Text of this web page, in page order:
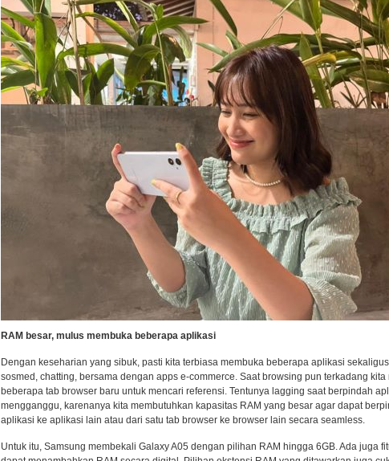
RAM besar, mulus membuka beberapa aplikasi
Dengan keseharian yang sibuk, pasti kita terbiasa membuka beberapa aplikasi
sosmed, chatting, bersama dengan apps e-commerce. Saat browsing pun terkadang kita
beberapa tab browser baru untuk mencari referensi. Tentunya lagging saat berpindah
mengganggu, karenanya kita membutuhkan kapasitas RAM yang besar agar dapat
aplikasi ke aplikasi lain atau dari satu tab browser ke browser lain secara seamless.
Untuk itu, Samsung membekali Galaxy A05 dengan pilihan RAM hingga 6GB. Ada juga